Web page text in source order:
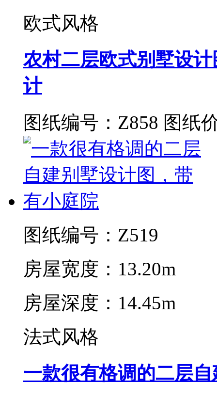
欧式风格
农村二层欧式别墅设
计
图纸编号：Z858 图纸
图纸编号：Z519
房屋宽度：13.20m
房屋深度：14.45m
法式风格
一款很有格调的二层